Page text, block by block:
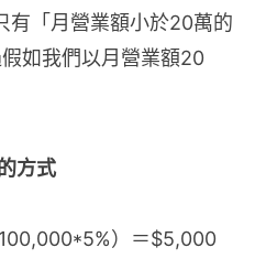
有「月營業額小於20萬的
如我們以月營業額20
方式
）＝$5,000